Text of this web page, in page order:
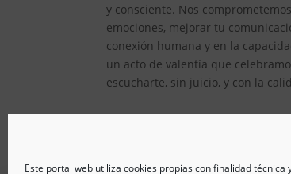
Este portal web utiliza cookies propias con finalidad técnica
y consciente. Nos
emociones, mejorar tu
conexión humana y en la
un acto de valentía que
escucharte, sin juicio, y con la